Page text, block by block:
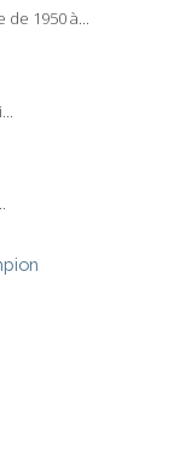
1950 à...